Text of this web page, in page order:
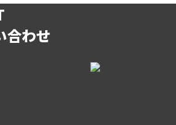
合わせ